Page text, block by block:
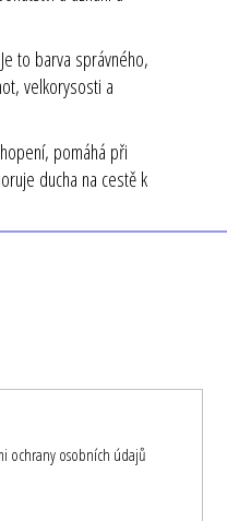
to barva správného,
velkorysosti a
pomáhá při
ducha na cestě k
ochrany osobních údajů